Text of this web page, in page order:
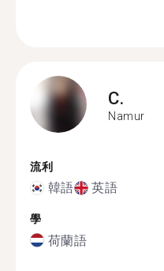
C.
Namur
流利
韓語 英語
學
荷蘭語